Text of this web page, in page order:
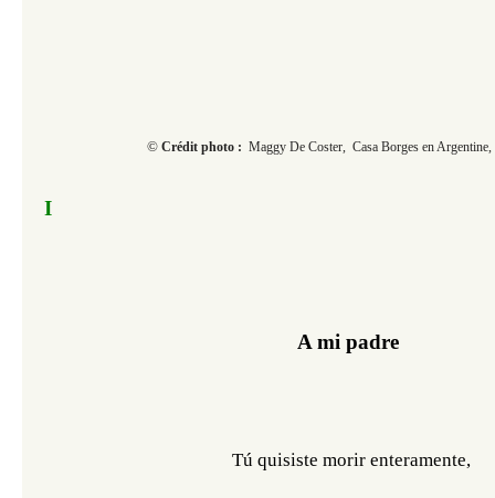
© ​​​​​​ Crédit photo : Maggy De Coster, Casa Borges en Argentine,
I
A mi padre
Tú quisiste morir enteramente,